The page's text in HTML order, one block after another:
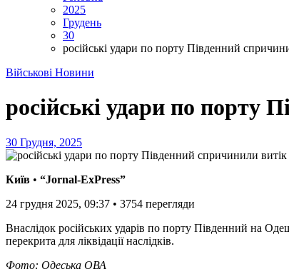
2025
Грудень
30
російські удари по порту Південний
Військові Новини
російські удари по порту
30 Грудня, 2025
Київ • “Jornal-ExPress”
24 грудня 2025, 09:37 • 3754 перегляди
Внаслідок російських ударів по порту Південний на
перекрита для ліквідації наслідків.
Фото: Одеська ОВА